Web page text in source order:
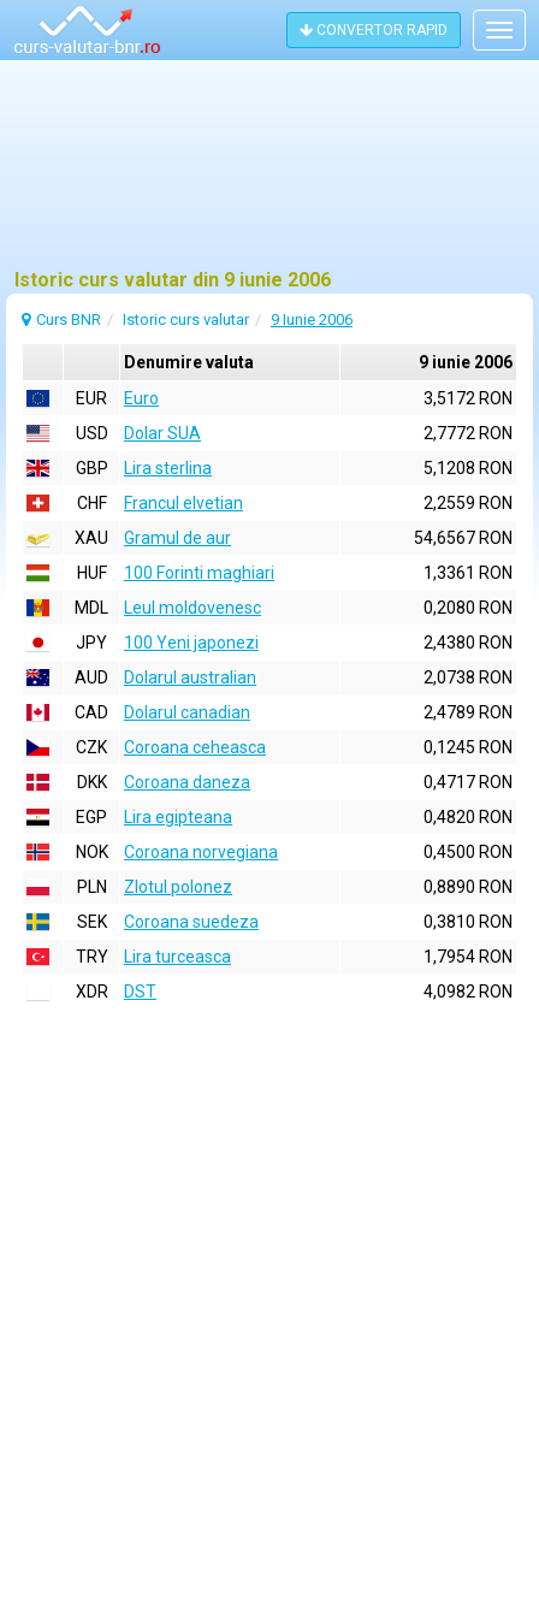
CONVERTOR RAPID
Istoric curs valutar din 9 iunie 2006
Curs BNR Istoric curs valutar 9 Iunie 2006
Denumire valuta
9 iunie 2006
EUR
Euro
3,5172 RON
USD
Dolar SUA
2,7772 RON
GBP
Lira sterlina
5,1208 RON
CHF
Francul elvetian
2,2559 RON
XAU
Gramul de aur
54,6567 RON
HUF
100 Forinti maghiari
1,3361 RON
MDL
Leul moldovenesc
0,2080 RON
JPY
100 Yeni japonezi
2,4380 RON
AUD
Dolarul australian
2,0738 RON
CAD
Dolarul canadian
2,4789 RON
CZK
Coroana ceheasca
0,1245 RON
DKK
Coroana daneza
0,4717 RON
EGP
Lira egipteana
0,4820 RON
NOK
Coroana norvegiana
0,4500 RON
PLN
Zlotul polonez
0,8890 RON
SEK
Coroana suedeza
0,3810 RON
TRY
Lira turceasca
1,7954 RON
XDR
DST 4,0982 RON